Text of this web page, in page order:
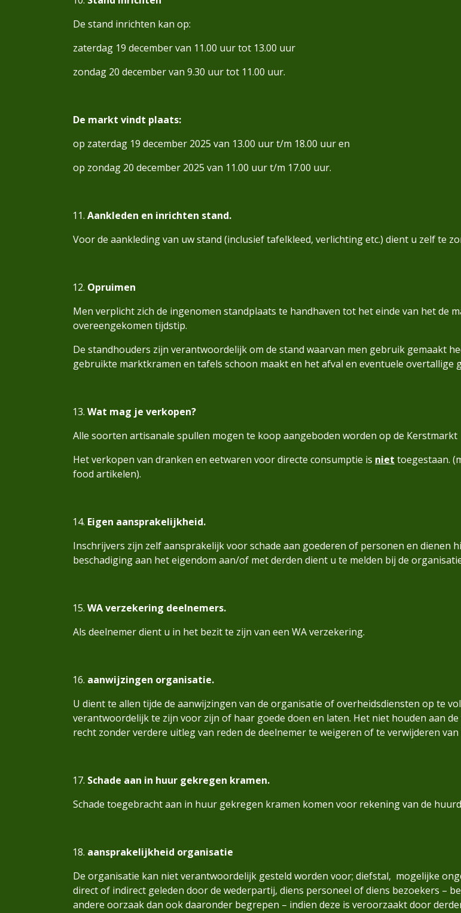
De stand inrichten kan op:
zaterdag 19 december van 11.00 uur tot 13.00 uur
zondag 20 december van 9.30 uur tot 11.00 uur.
De markt vindt plaats:
op zaterdag 19 december 2025 van 13.00 uur t/m 18.00 uur en
op zondag 20 december 2025 van 11.00 uur t/m 17.00 uur.
Aankleden en inrichten stand.
Voor de aankleding van uw stand (inclusief tafelkleed, verlichting etc.) dient u zelf te
Opruimen
Men verplicht zich de ingenomen standplaats te handhaven tot het einde van het de
overeengekomen tijdstip.
De standhouders zijn verantwoordelijk om de stand waarvan men gebruik gemaakt
gebruikte marktkramen en tafels schoon maakt en het afval en eventuele overtallige
Wat mag je verkopen?
Alle soorten artisanale spullen mogen te koop aangeboden worden op de Kerstmarkt
Het verkopen van dranken en eetwaren voor directe consumptie is niet toegestaan.
food artikelen).
Eigen aansprakelijkheid.
Inschrijvers zijn zelf aansprakelijk voor schade aan goederen of personen en dienen
beschadiging aan het eigendom aan/of met derden dient u te melden bij de
WA verzekering deelnemers.
Als deelnemer dient u in het bezit te zijn van een WA verzekering.
aanwijzingen organisatie.
U dient te allen tijde de aanwijzingen van de organisatie of overheidsdiensten op te
verantwoordelijk te zijn voor zijn of haar goede doen en laten. Het niet houden aan
recht zonder verdere uitleg van reden de deelnemer te weigeren of te verwijderen van
Schade aan in huur gekregen kramen.
Schade toegebracht aan in huur gekregen kramen komen voor rekening van de
aansprakelijkheid organisatie
De organisatie kan niet verantwoordelijk gesteld worden voor; diefstal, mogelijke
direct of indirect geleden door de wederpartij, diens personeel of diens bezoekers –
andere oorzaak dan ook daaronder begrepen – indien deze is veroorzaakt door